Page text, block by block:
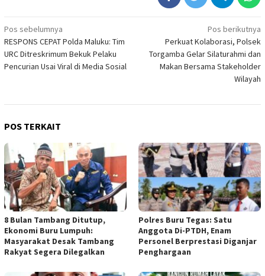
Navigasi
pos
Pos sebelumnya
RESPONS CEPAT Polda Maluku: Tim
URC Ditreskrimum Bekuk Pelaku
Pencurian Usai Viral di Media Sosial
Pos berikutnya
Perkuat Kolaborasi, Polsek
Torgamba Gelar Silaturahmi dan
Makan Bersama Stakeholder
Wilayah
POS TERKAIT
8 Bulan Tambang Ditutup,
Ekonomi Buru Lumpuh:
Masyarakat Desak Tambang
Rakyat Segera Dilegalkan
Polres Buru Tegas: Satu
Anggota Di-PTDH, Enam
Personel Berprestasi Diganjar
Penghargaan